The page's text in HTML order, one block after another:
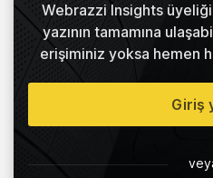
Webrazzi Insights
yazının tamamına
erişiminiz yoksa hemen
Giriş